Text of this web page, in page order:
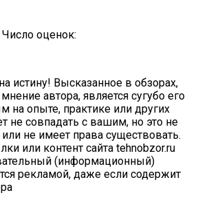
оценок:
истину! Высказанное в обзорах,
автора, является сугубо его
на опыте, практике или других
не совпадать с вашим, но это не
или не имеет права существовать.
или контент сайта tehnobzor.ru
(информационный)
рекламой, даже если содержит